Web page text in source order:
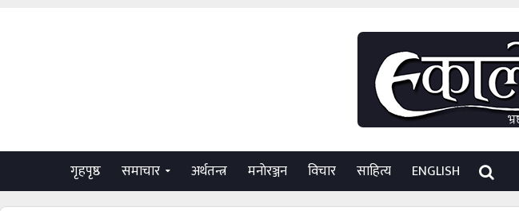
गृहपृष्ठ समाचार अर्थतन्त्र मनाेरञ्जन विचार साहित्य ENGLISH